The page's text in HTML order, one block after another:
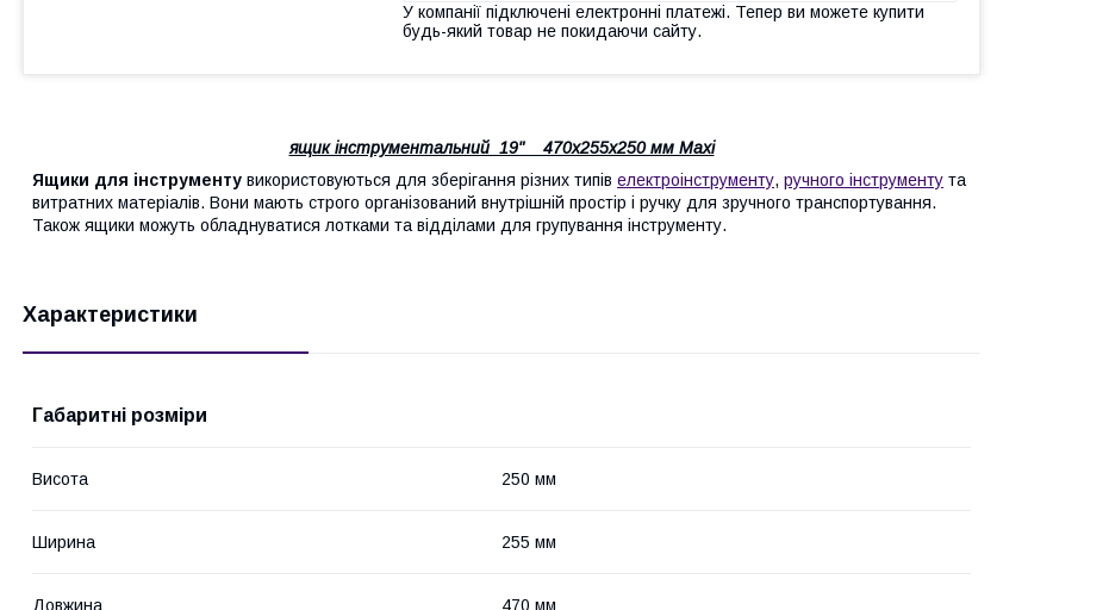
У компанії підключені електронні платежі. Тепер ви можете купити
будь-який товар не покидаючи сайту.
ящик інструментальний 19" 470х255х250 мм Maxi
Ящики для інструменту використовуються для зберігання різних типів електроінструменту, ручного інструменту та
витратних матеріалів. Вони мають строго організований внутрішній простір і ручку для зручного транспортування.
Також ящики можуть обладнуватися лотками та відділами для групування інструменту.
Характеристики
Габаритні розміри
Висота 250 мм
Ширина 255 мм
Довжина 470 мм